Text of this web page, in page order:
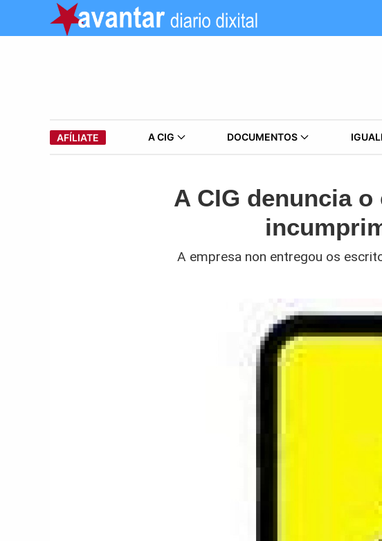
AFÍLIATE A CIG DOCUMENTOS
A CIG denuncia
A empresa non entregou os